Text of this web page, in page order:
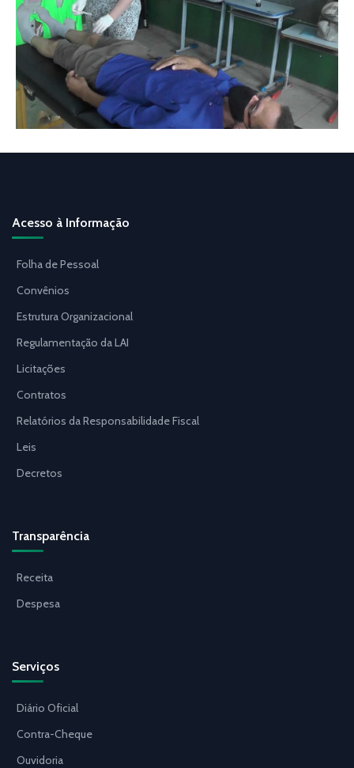
Acesso à Informação
Folha de Pessoal
Convênios
Estrutura Organizacional
Regulamentação da LAI
Licitações
Contratos
Relatórios da Responsabilidade Fiscal
Leis
Decretos
Transparência
Receita
Despesa
Serviços
Diário Oficial
Contra-Cheque
Ouvidoria